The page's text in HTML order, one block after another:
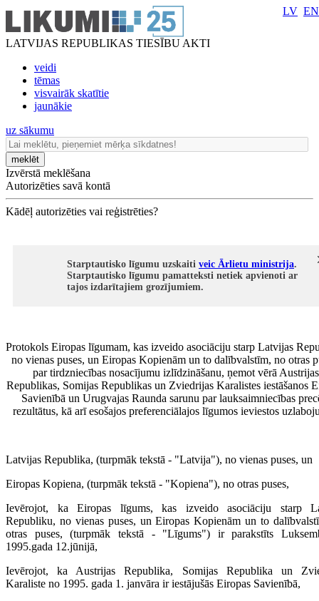
LATVIJAS REPUBLIKAS TIESĪBU AKTI
veidi
tēmas
visvairāk skatītie
jaunākie
LV EN
uz sākumu
meklēt
Izvērstā meklēšana
Autorizēties savā kontā
Kādēļ autorizēties vai reģistrēties?
Starptautisko līgumu uzskaiti veic Ārlietu ministrija.
Starptautisko līgumu pamatteksti netiek apvienoti ar
tajos izdarītajiem grozījumiem.
Protokols Eiropas līgumam, kas izveido asociāciju starp Latvijas
no vienas puses, un Eiropas Kopienām un to dalībvalstīm, no otras
par tirdzniecības nosacījumu izlīdzināšanu, ņemot vērā Austrijas
Republikas, Somijas Republikas un Zviedrijas Karalistes iestāšanos
Savienībā un Urugvajas Raunda sarunu par lauksaimniecības
rezultātus, kā arī esošajos preferenciālajos līgumos ieviestos
Latvijas Republika, (turpmāk tekstā - "Latvija"), no vienas puses, un
Eiropas Kopiena, (turpmāk tekstā - "Kopiena"), no otras puses,
Ievērojot, ka Eiropas līgums, kas izveido asociāciju starp
Republiku, no vienas puses, un Eiropas Kopienām un to
otras puses, (turpmāk tekstā - "Līgums") ir parakstīts
1995.gada 12.jūnijā,
Ievērojot, ka Austrijas Republika, Somijas Republika un
Karaliste no 1995. gada 1. janvāra ir iestājušās Eiropas Savienībā,